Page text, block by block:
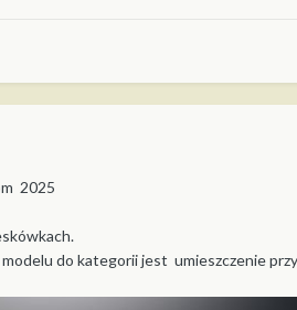
2025
do kategorii jest umieszczenie